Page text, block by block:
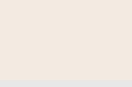
области